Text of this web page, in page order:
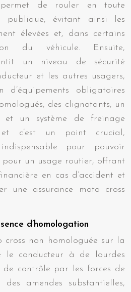
de rouler en toute
évitant ainsi les
élevées et, dans certains
du véhicule. Ensuite,
un niveau de sécurité
et les autres usagers,
d’équipements obligatoires
des clignotants, un
et un système de freinage
et c’est un point crucial,
pour pouvoir
pour un usage routier, offrant
en cas d’accident et
une assurance moto cross
d’homologation
cross non homologuée sur la
le conducteur à de lourdes
de contrôle par les forces de
des amendes substantielles,